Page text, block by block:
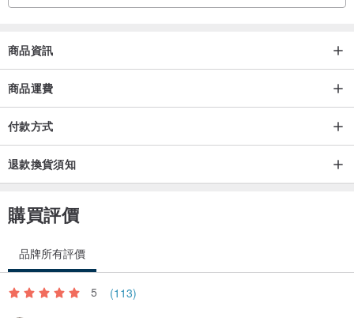
商品資訊
商品運費
付款方式
退款換貨須知
購買評價
品牌所有評價
5 (113)